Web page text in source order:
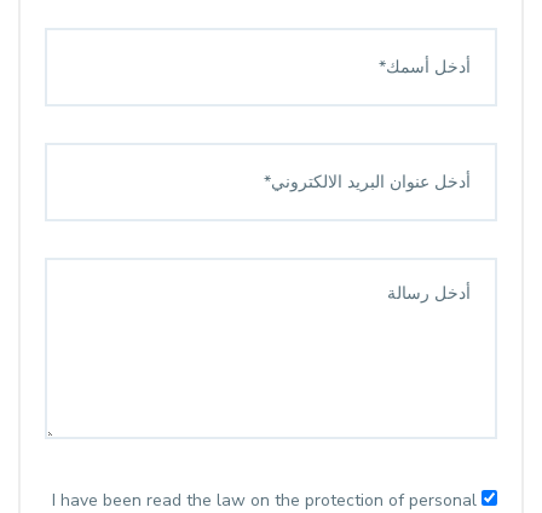
I have been read the law on the protection of personal